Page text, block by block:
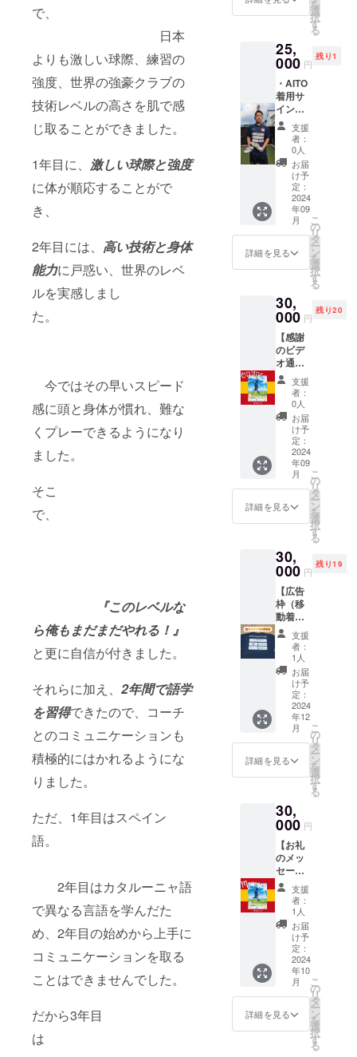
で、
日本
よりも激しい球際、練習の
強度、世界の強豪クラブの
技術レベルの高さを肌で感
じ取ることができました。
1年目に、 激しい球際と強度
に体が順応することがで
き、
2年目には、 高い技術と身体
能力に戸惑い、世界のレベ
ルを実感しまし
た。
今ではその早いスピード
感に頭と身体が慣れ、難な
くプレーできるようになり
ました。
そこ
で、
『このレベルな
ら俺もまだまだやれる！』
と更に自信が付きました。
それらに加え、 2年間で語学
を習得できたので、コーチ
とのコミュニケーションも
積極的にはかれるようにな
りました。
ただ、1年目はスペイン
語。
2年目はカタルーニャ語
で異なる言語を学んだた
め、2年目の始めから上手に
コミュニケーションを取る
ことはできませんでした。
だから3年目
は
援する
会公式
ら送信
できま
すと嬉
しいで
す。
（メー
ルだと
未確認
や行き
違いが
多いの
で。）
備考欄
に
ール』
のどち
らを希
望され
るかご
記入い
ただけ
ますと
幸いで
す。
※LINE
アカウ
ントに
ついて
は、後
にメッ
セージ
せてい
ただき
ます。
はメー
す。
（『LIN
E』
or『メ
ール』
のどち
らをご
希望さ
れるか
備考欄
にご記
入くだ
さると
幸いで
す。）
※LINE
をご選
LINEア
カウン
いて、
後日個
別に
メッ
セージ
にてお
伺いさ
せてい
ただき
ます。
閉じる
を
選
択
す
る
25,
000 円
残り1
・AITO
着用サ
イン入
りスパ
イクで
す。 ・
サイズ
アウト
したた
め、出
品いた
しま
す。 ・
着用期
間：
シーズ
ン ・サ
イズ：
26.0 ・
サイズ
が合う
方はま
だ使用
できる
かと思
いま
す。
【注
意】サ
インは
スパイ
クの内
す。 ・
応援す
式LINE
から発
送等の
やりと
りがで
きます
と嬉し
いで
す。
（メー
ルだと
未確認
や行き
違いが
に
『LINE
』
or『メ
ール』
のどち
らを希
望され
るかご
記入い
ただけ
ますと
幸いで
す。
※LINE
ントに
ついて
支援
者：
0人
お届
け予
定：
2024
年09
月
詳細を見る
こ
の
リ
タ
ー
ン
を
選
択
す
る
30,
000 円
残り20
【感謝
のビデ
オ通話
（目
安：10
分以
内）】
・限定
20名で
す。 ・
Zoomを
使いま
す。 ・
僕から
感謝の
させて
いただ
きま
す。 ご
希望に
応じ
て、ス
ペイン
で培っ
た経験
やスペ
イン
語・カ
タルー
ニャ語
での会
話、今
もお話
させて
ければ
と思い
ます。
10分間
程度
色々な
会話が
できた
らいい
なと思
いま
す。
支援
者：
0人
お届
け予
定：
2024
年09
月
詳細を見る
こ
の
リ
タ
ー
ン
を
選
択
す
る
30,
000 円
残り19
【広告
枠（移
動着：
背
中）】
・藍士
のお気
に入り
の移動
着に広
告を入
れさせ
ていた
だきま
す。ス
する移
動着と
なりま
す。 ・
限定20
枠で
す。
・注文
数が多
けれ
ば、画
像の出
来上が
りイ
メージ
よりも
広告の
支援
者：
1人
お届
け予
定：
2024
年12
月
詳細を見る
こ
の
リ
タ
ー
ン
を
選
択
す
る
30,
000 円
【お礼
のメッ
セー
ジ】今
年の10
月頃ま
でにお
礼の
メッ
セージ
を応援
する会
の公式
LINE又
はメー
支援
者：
1人
お届
け予
定：
2024
年10
月
詳細を見る
こ
の
リ
タ
ー
ン
を
選
択
す
る